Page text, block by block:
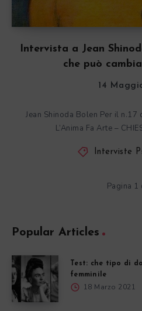
Intervista a Jean
che può
14
Jean Shinoda Bolen Per il
L’Anima Fa Arte –
Interviste
Pagina 1
Popular Articles
Test: che tipo di
femminile
18 Marzo 2021